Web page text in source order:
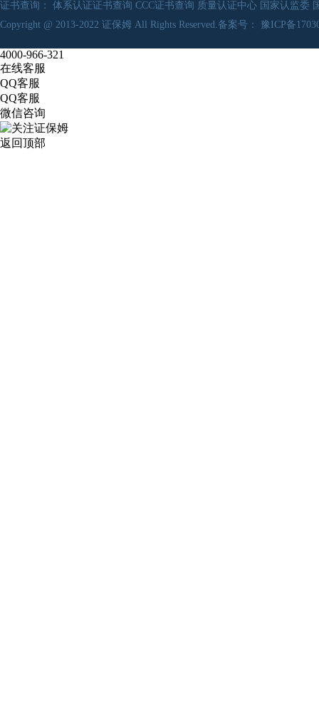
证书查询： 体系认证证书查询 CCC证书查询 质量认证中心 国家认监委
Copyright @ 2013-2022 证保姆 All Rights Reserved.备案号： 豫ICP备
4000-966-321
在线客服
QQ客服
QQ客服
微信咨询
返回顶部